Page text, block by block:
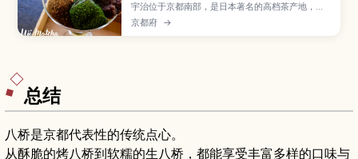
宇治位于京都南部，是日本著名的高档茶产地，以
香气浓郁、风味醇厚的宇治抹茶闻名。本文将带你
了解抹茶的历史、茶园参观与采茶体验、手冲抹茶
京都府 →
总结
八桥是京都代表性的传统点心。
从酥脆的烤八桥到软糯的生八桥，都能享受丰富多样的口味与